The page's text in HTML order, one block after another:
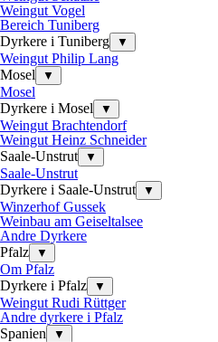
Weingut Vogel
Bereich Tuniberg
Dyrkere i Tuniberg
▼
Weingut Philip Lang
Mosel
▼
Mosel
Dyrkere i Mosel
▼
Weingut Brachtendorf
Weingut Heinz Schneider
Saale-Unstrut
▼
Saale-Unstrut
Dyrkere i Saale-Unstrut
▼
Winzerhof Gussek
Weinbau am Geiseltalsee
Andre Dyrkere
Pfalz
▼
Om Pfalz
Dyrkere i Pfalz
▼
Weingut Rudi Rüttger
Andre dyrkere i Pfalz
Spanien
▼